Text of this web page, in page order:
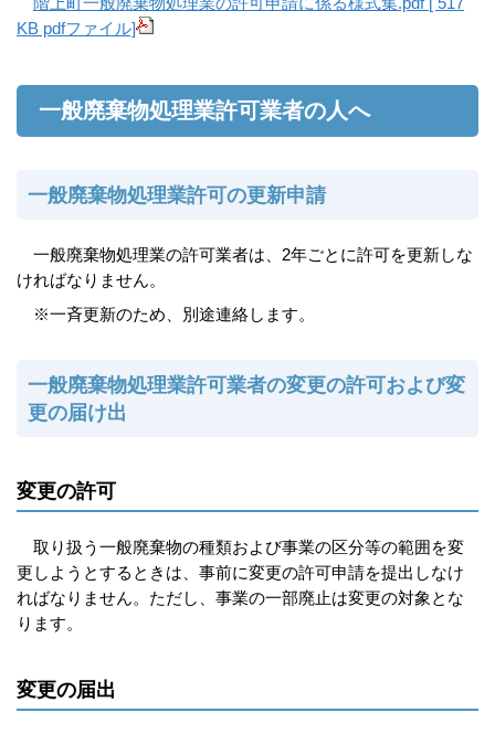
KB pdfファイル]
一般廃棄物処理業許可業者の人へ
一般廃棄物処理業許可の更新申請
一般廃棄物処理業の許可業者は、2年ごとに許可を更新しな
ければなりません。
※一斉更新のため、別途連絡します。
一般廃棄物処理業許可業者の変更の許可および変
更の届け出
変更の許可
取り扱う一般廃棄物の種類および事業の区分等の範囲を変
更しようとするときは、事前に変更の許可申請を提出しなけ
ればなりません。ただし、事業の一部廃止は変更の対象とな
ります。
変更の届出